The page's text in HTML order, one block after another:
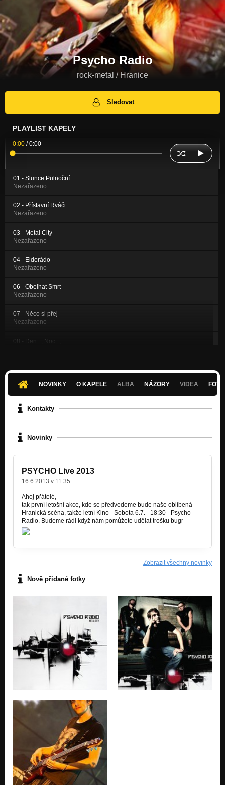
Psycho Radio
rock-metal / Hranice
Sledovat
PLAYLIST KAPELY
0:00 /0:00
01 - Slunce Půlnoční
Nezařazeno
02 - Přístavní Rváči
Nezařazeno
03 - Metal City
Nezařazeno
04 - Eldorádo
Nezařazeno
06 - Obelhat Smrt
Nezařazeno
07 - Něco si přej
Nezařazeno
08 - Den..., Noc...,
10 - Obchodníci s deštěm
Nezařazeno
Nezařazeno
NOVINKY O KAPELE ALBA NÁZORY VIDEA
Kontakty
Novinky
PSYCHO Live 2013
16.6.2013 v 11:35
Ahoj přátelé,
tak první letošní akce, kde se předvedeme bude naše oblíbená
Hranická scéna, takže letní Kino - Sobota 6.7. - 18:30 - Psycho
Radio. Budeme rádi když nám pomůžete udělat trošku bugr
Zobrazit všechny novinky
Nově přidané fotky